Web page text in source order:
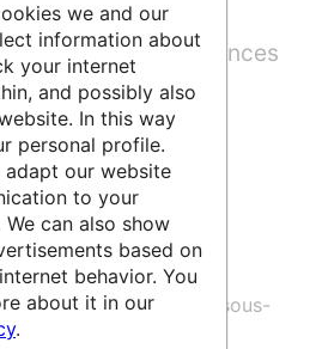
les applications
et alimentaires, sciences
et aux animaux,
synthétique,
risques
référencées dans le sous-
et ingénierie des
we and our
information about
your internet
and possibly also
In this way
personal profile.
adapt our website
to your
We can also show
based on
behavior. You
about it in our
.